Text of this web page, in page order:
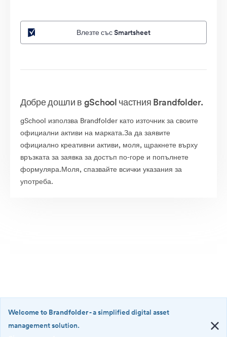
Влезте със Smartsheet
Добре дошли в gSchool частния Brandfolder.
gSchool използва Brandfolder като източник за своите
официални активи на марката.За да заявите
официално креативни активи, моля, щракнете върху
връзката за заявка за достъп по-горе и попълнете
формуляра.Моля, спазвайте всички указания за
употреба.
Welcome to Brandfolder- a simplified digital asset
management solution.